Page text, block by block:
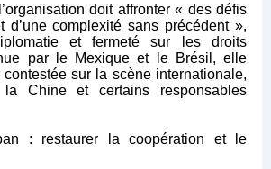
doit affronter « des défis
d’une complexité sans précédent »,
et fermeté sur les droits
par le Mexique et le Brésil, elle
sur la scène internationale,
la Chine et certains responsables
: restaurer la coopération et le